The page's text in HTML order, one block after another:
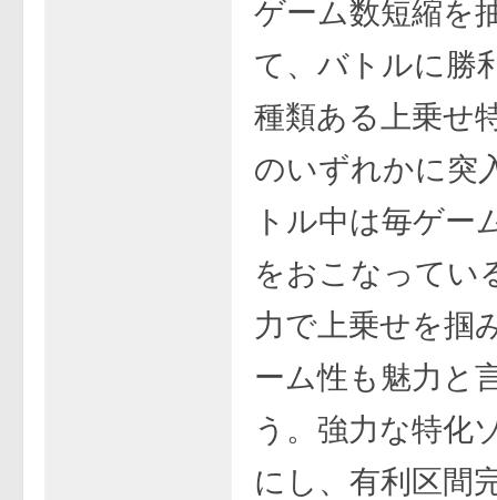
ゲーム数短縮を
て、バトルに勝
種類ある上乗せ
のいずれかに突
トル中は毎ゲー
をおこなってい
力で上乗せを掴
ーム性も魅力と
う。強力な特化
にし、有利区間